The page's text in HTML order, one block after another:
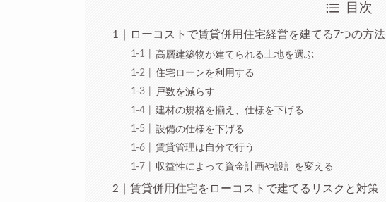
目次
ローコストで賃貸併用住宅経営を建てる7つの方法
高層建築物が建てられる土地を選ぶ
住宅ローンを利用する
戸数を減らす
建材の規格を揃え、仕様を下げる
設備の仕様を下げる
賃貸管理は自分で行う
収益性によって資金計画や設計を変える
賃貸併用住宅をローコストで建てるリスクと対策